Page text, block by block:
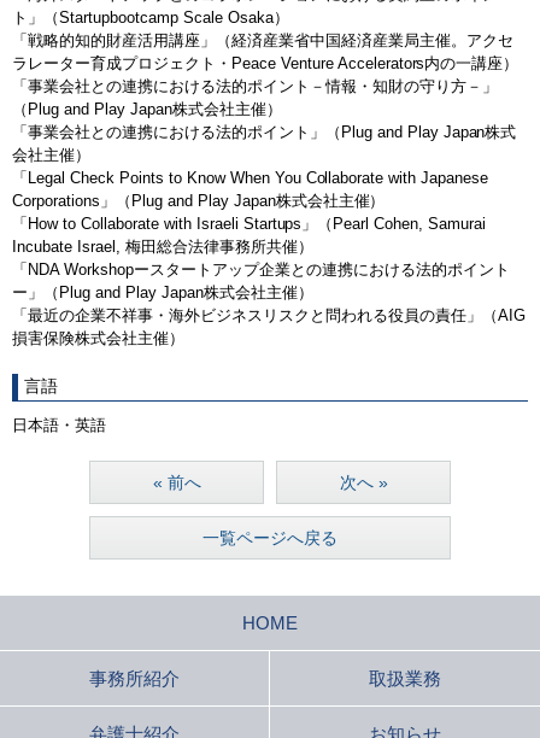
ト」（Startupbootcamp Scale Osaka）
「戦略的知的財産活用講座」（経済産業省中国経済産業局主催。アクセ
ラレーター育成プロジェクト・Peace Venture Accelerators内の一講座）
「事業会社との連携における法的ポイント－情報・知財の守り方－」
（Plug and Play Japan株式会社主催）
「事業会社との連携における法的ポイント」（Plug and Play Japan株式
会社主催）
「Legal Check Points to Know When You Collaborate with Japanese
Corporations」（Plug and Play Japan株式会社主催）
「How to Collaborate with Israeli Startups」（Pearl Cohen, Samurai
Incubate Israel, 梅田総合法律事務所共催）
「NDA Workshopースタートアップ企業との連携における法的ポイント
ー」（Plug and Play Japan株式会社主催）
「最近の企業不祥事・海外ビジネスリスクと問われる役員の責任」（AIG
損害保険株式会社主催）
言語
日本語・英語
« 前へ
一覧ページへ戻る
次へ »
HOME
事務所紹介 取扱業務